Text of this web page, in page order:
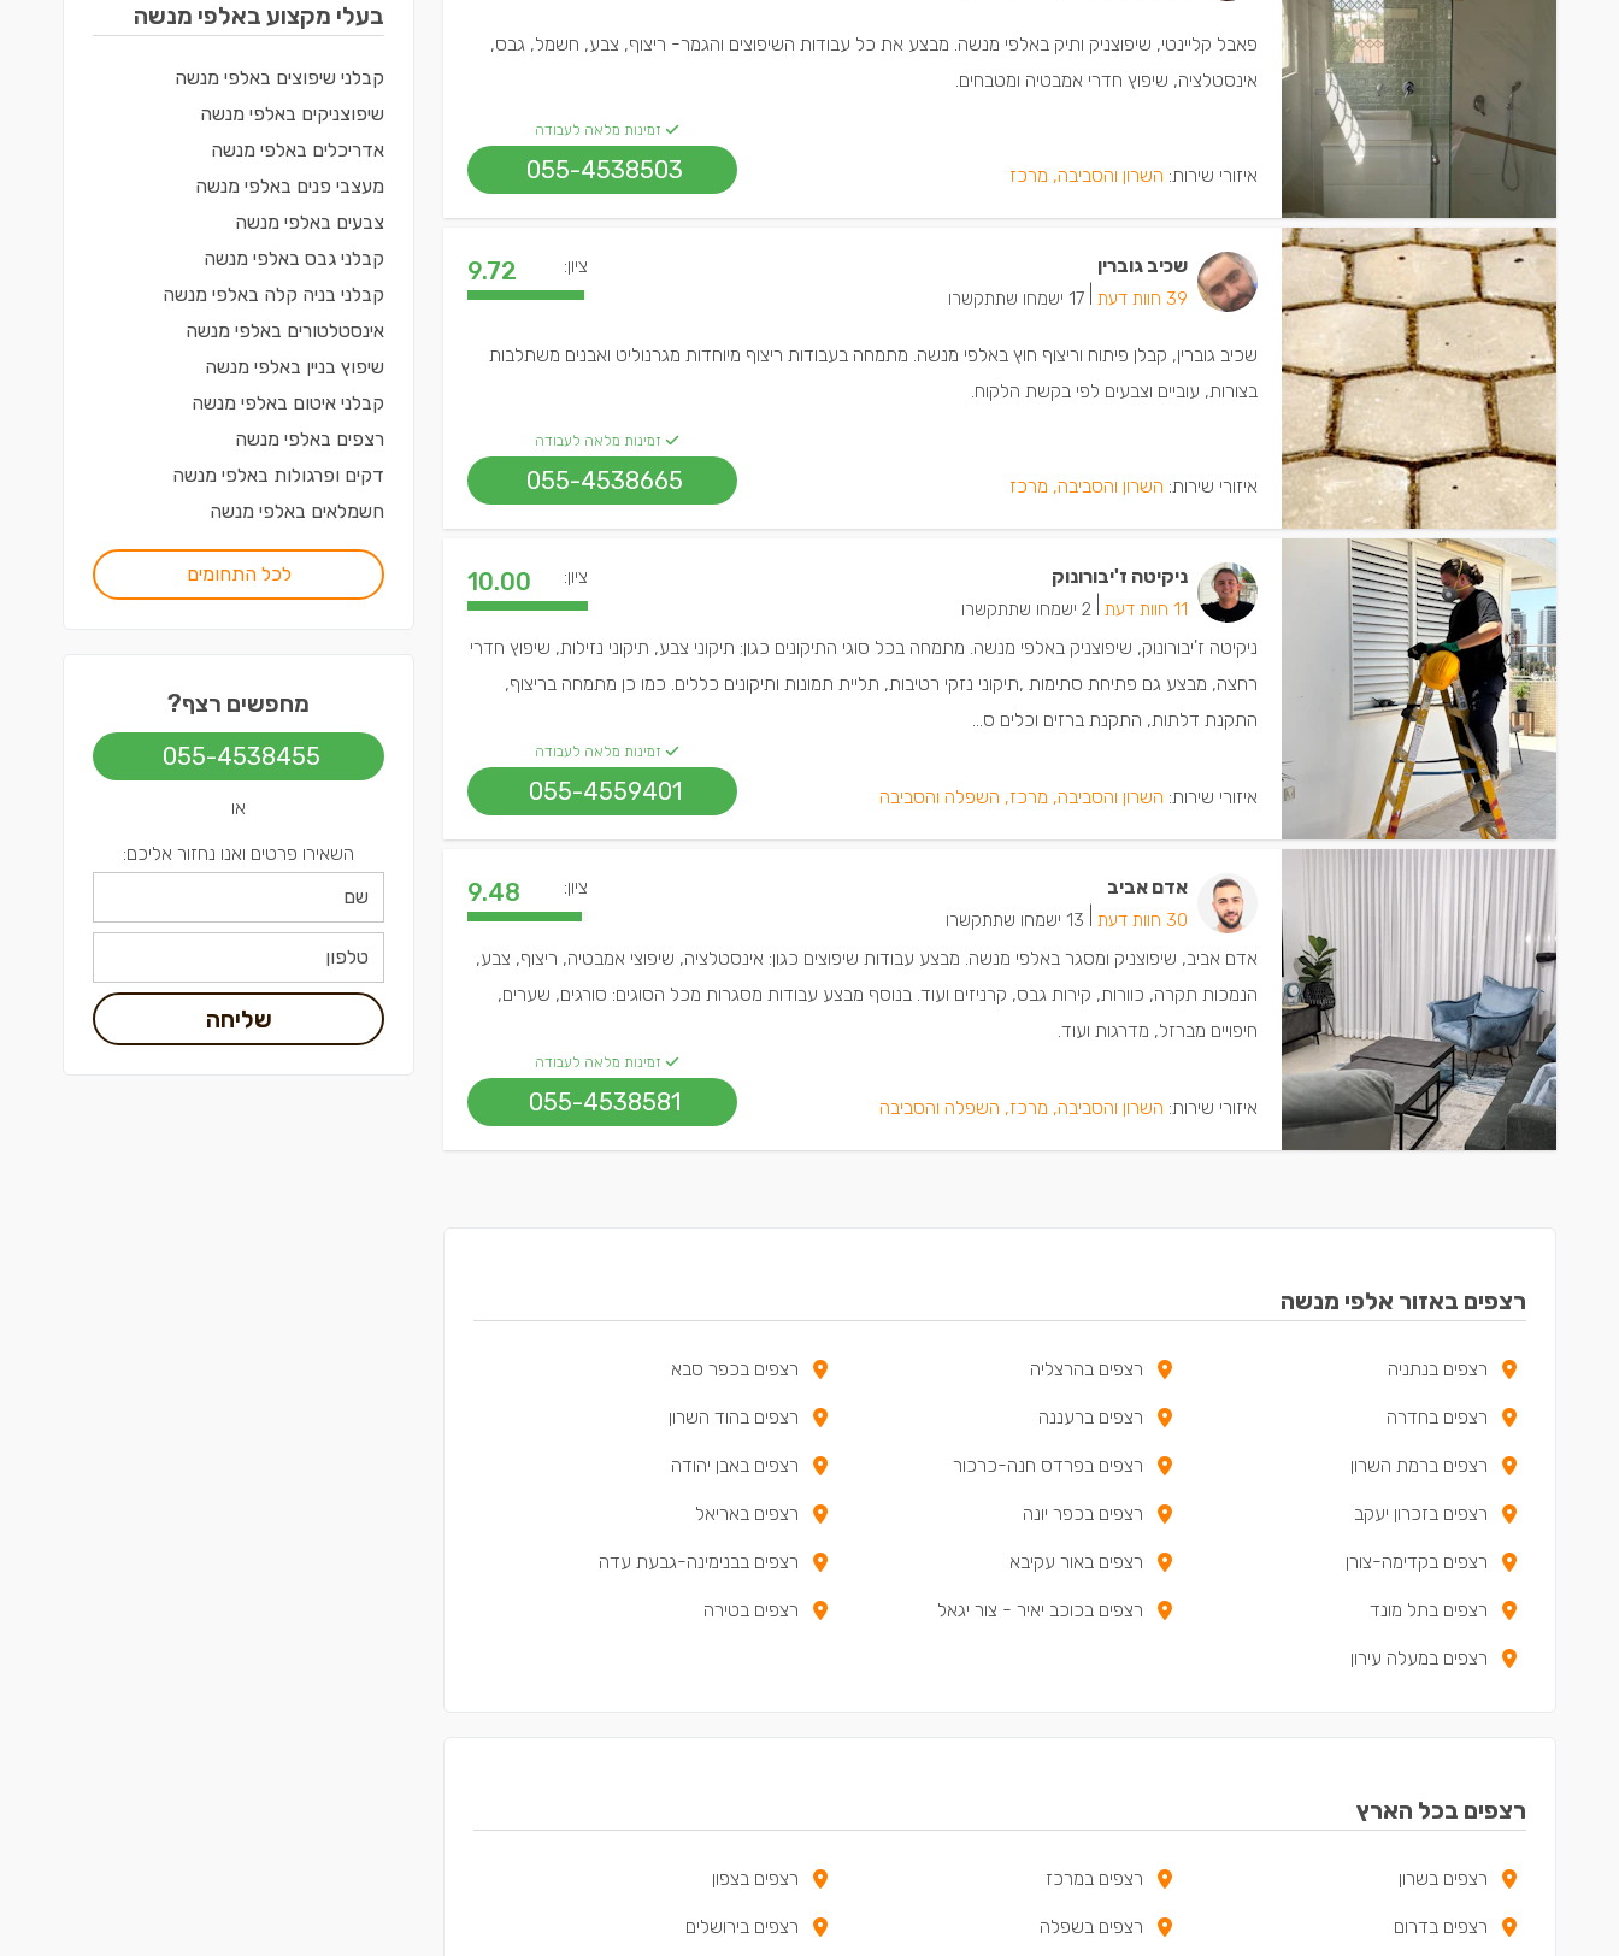
פאבל קליינטי, שיפוצניק ותיק באלפי מנשה. מבצע את כל עבודות השיפוצים והגמר- ריצוף, צבע, חשמל, גבס,
אינסטלציה, שיפוץ חדרי אמבטיה ומטבחים.
איזורי שירות: השרון והסביבה, מרכז
זמינות מלאה לעבודה
055-4538503
שכיב גוברין
39 חוות דעת 17 ישמחו שתתקשרו
ציון: 9.72
שכיב גוברין, קבלן פיתוח וריצוף חוץ באלפי מנשה. מתמחה בעבודות ריצוף מיוחדות מגרנוליט ואבנים משתלבות
בצורות, עוביים וצבעים לפי בקשת הלקוח.
איזורי שירות: השרון והסביבה, מרכז
זמינות מלאה לעבודה
055-4538665
ניקיטה ז'יבורונוק
11 חוות דעת 2 ישמחו שתתקשרו
ציון: 10.00
ניקיטה ז'יבורונוק, שיפוצניק באלפי מנשה. מתמחה בכל סוגי התיקונים כגון: תיקוני צבע, תיקוני נזילות, שיפוץ חדרי
רחצה, מבצע גם פתיחת סתימות ,תיקוני נזקי רטיבות, תליית תמונות ותיקונים כללים. כמו כן מתמחה בריצוף,
התקנת דלתות, התקנת ברזים וכלים ס...
איזורי שירות: השרון והסביבה, מרכז, השפלה והסביבה
זמינות מלאה לעבודה
055-4559401
אדם אביב
30 חוות דעת 13 ישמחו שתתקשרו
ציון: 9.48
אדם אביב, שיפוצניק ומסגר באלפי מנשה. מבצע עבודות שיפוצים כגון: אינסטלציה, שיפוצי אמבטיה, ריצוף, צבע,
הנמכות תקרה, כוורות, קירות גבס, קרניזים ועוד. בנוסף מבצע עבודות מסגרות מכל הסוגים: סורגים, שערים,
חיפויים מברזל, מדרגות ועוד.
איזורי שירות: השרון והסביבה, מרכז, השפלה והסביבה
זמינות מלאה לעבודה
055-4538581
רצפים באזור אלפי מנשה
רצפים בנתניה רצפים בהרצליה רצפים בכפר סבא
רצפים בחדרה רצפים ברעננה רצפים בהוד השרון
רצפים ברמת השרון רצפים בפרדס חנה-כרכור רצפים באבן יהודה
רצפים בזכרון יעקב רצפים בכפר יונה רצפים באריאל
רצפים בקדימה-צורן רצפים באור עקיבא רצפים בבנימינה-גבעת עדה
רצפים בתל מונד רצפים בכוכב יאיר - צור יגאל רצפים בטירה
רצפים במעלה עירון
רצפים בכל הארץ
רצפים בשרון רצפים במרכז רצפים בצפון
רצפים בדרום רצפים בשפלה רצפים בירושלים
בעלי מקצוע באלפי מנשה
קבלני שיפוצים באלפי מנשה
שיפוצניקים באלפי מנשה
אדריכלים באלפי מנשה
מעצבי פנים באלפי מנשה
צבעים באלפי מנשה
קבלני גבס באלפי מנשה
קבלני בניה קלה באלפי מנשה
אינסטלטורים באלפי מנשה
שיפוץ בניין באלפי מנשה
קבלני איטום באלפי מנשה
רצפים באלפי מנשה
דקים ופרגולות באלפי מנשה
חשמלאים באלפי מנשה
לכל התחומים
מחפשים רצף?
055-4538455
או
השאירו פרטים ואנו נחזור אליכם:
שליחה